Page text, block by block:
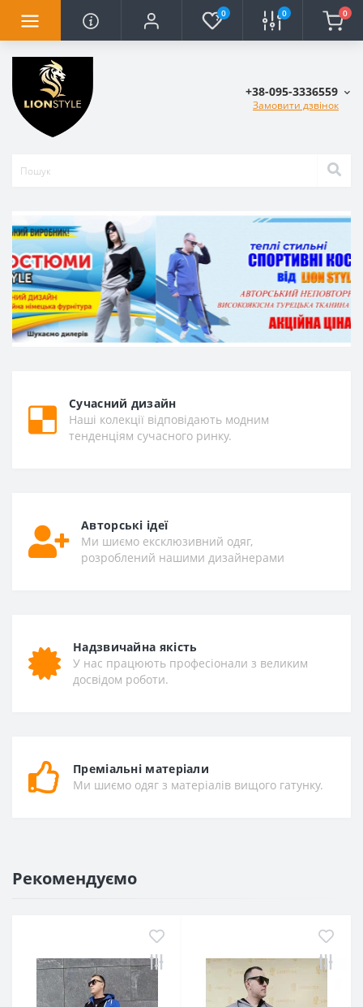
0 0 0
+38-095-3336559
Замовити дзвінок
Сучасний дизайн
Наші колекції відповідають модним
тенденціям сучасного ринку.
Авторські ідеї
Ми шиємо ексклюзивний одяг,
розроблений нашими дизайнерами
Надзвичайна якість
У нас працюють професіонали з великим
досвідом роботи.
Преміальні матеріали
Ми шиємо одяг з матеріалів вищого гатунку.
Рекомендуємо